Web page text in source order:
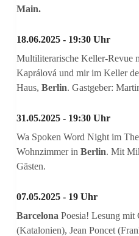
Main.
18.06.2025 - 19:30 Uhr
Multiliterarische Keller-Revue
Kaprálová und mir im Keller
Haus,Berlin. Gastgeber:
31.05.2025 - 19:30 Uhr
Wa Spoken Word Night im
Wohnzimmer inBerlin. Mit
Gästen.
07.05.2025 - 19 Uhr
Barcelona Poesia! Lesung mit
(Katalonien), Jean Poncet